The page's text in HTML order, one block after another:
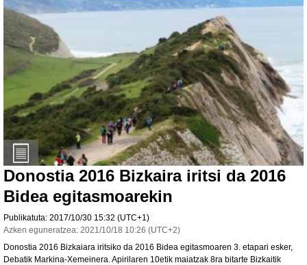
Donostia 2016 Bizkaira iritsi da 2016
Bidea egitasmoarekin
Publikatuta: 2017/10/30 15:32 (UTC+1)
Azken eguneratzea: 2021/10/18 10:26 (UTC+2)
Donostia 2016 Bizkaiara iritsiko da 2016 Bidea egitasmoaren 3. etapari esker,
Debatik Markina-Xemeinera. Apirilaren 10etik maiatzak 8ra bitarte Bizkaitik